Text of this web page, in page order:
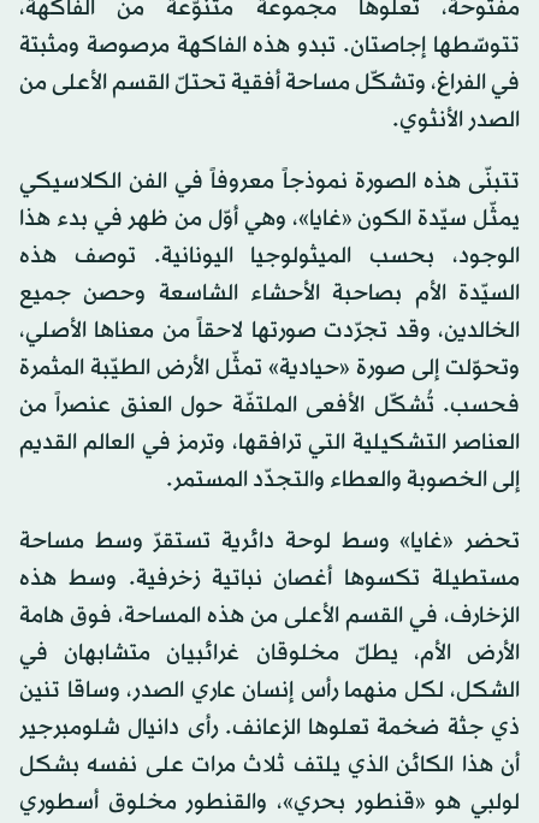
مفتوحة، تعلوها مجموعة متنوّعة من الفاكهة،
تتوسّطها إجاصتان. تبدو هذه الفاكهة مرصوصة ومثبتة
في الفراغ، وتشكّل مساحة أفقية تحتلّ القسم الأعلى من
الصدر الأنثوي.
تتبنّى هذه الصورة نموذجاً معروفاً في الفن الكلاسيكي
يمثّل سيّدة الكون «غايا»، وهي أوّل من ظهر في بدء هذا
الوجود، بحسب الميثولوجيا اليونانية. توصف هذه
السيّدة الأم بصاحبة الأحشاء الشاسعة وحصن جميع
الخالدين، وقد تجرّدت صورتها لاحقاً من معناها الأصلي،
وتحوّلت إلى صورة «حيادية» تمثّل الأرض الطيّبة المثمرة
فحسب. تُشكّل الأفعى الملتفّة حول العنق عنصراً من
العناصر التشكيلية التي ترافقها، وترمز في العالم القديم
إلى الخصوبة والعطاء والتجدّد المستمر.
تحضر «غايا» وسط لوحة دائرية تستقرّ وسط مساحة
مستطيلة تكسوها أغصان نباتية زخرفية. وسط هذه
الزخارف، في القسم الأعلى من هذه المساحة، فوق هامة
الأرض الأم، يطلّ مخلوقان غرائبيان متشابهان في
الشكل، لكل منهما رأس إنسان عاري الصدر، وساقا تنين
ذي جثة ضخمة تعلوها الزعانف. رأى دانيال شلومبرجير
أن هذا الكائن الذي يلتف ثلاث مرات على نفسه بشكل
لولبي هو «قنطور بحري»، والقنطور مخلوق أسطوري